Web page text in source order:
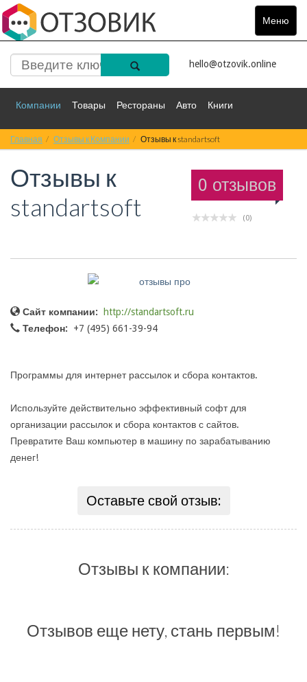
Меню
Toggle
hello@otzovik.online
Компании Товары Рестораны Авто Книги
Спорт Фильмы Деньги Путешествия
Красота Здоровье
Главная Отзывы к Компании Отзывы к standartsoft
0 отзывов
(0)
Отзывы к
standartsoft
Сайт компании:
http://standartsoft.ru
Телефон:
+7 (495) 661-39-94
Программы для интернет рассылок и сбора контактов.
Используйте действительно эффективный софт для
организации рассылок и сбора контактов с сайтов.
Превратите Ваш компьютер в машину по зарабатыванию
денег!
Оставьте свой отзыв:
Отзывы к компании:
Отзывов еще нету, стань первым!